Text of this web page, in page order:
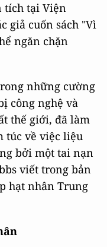
tích tại Viện
giả cuốn sách "Vì
ngăn chặn
những cường
công nghệ và
thế giới, đã làm
túc về việc liệu
bởi một tai nạn
viết trong bản
hạt nhân Trung